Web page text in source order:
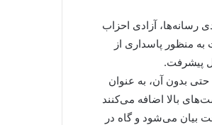
رسانه‌ها، آزادی احزاب
منظور پاسداری از
پیشرفت.
حتی بدون آن، به عنوان
بالا اضافه می‌کنند
بیان می‌شود و گاه در